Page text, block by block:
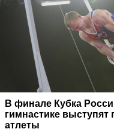
В финале Кубка
гимнастике выступят
атлеты